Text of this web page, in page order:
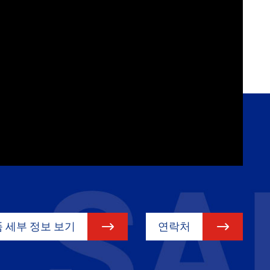
세부 정보 보기  연락처 